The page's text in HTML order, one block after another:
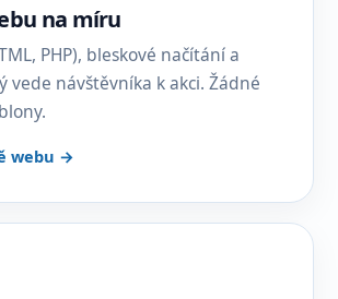
na míru
PHP), bleskové načítání a
vede návštěvníka k akci. Žádné
webu →